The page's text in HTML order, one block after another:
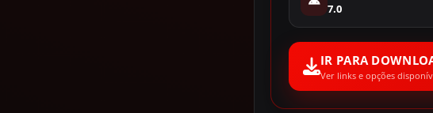
7.0
IR PARA
Ver links e opções